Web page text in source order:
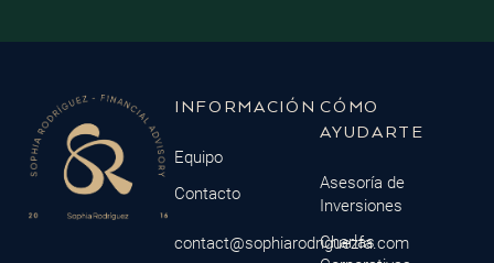
INFORMACIÓN
Equipo
Contacto
contact@sophiarodriguezfa.com
CÓMO
AYUDARTE
Asesoría de
Inversiones
Charlas